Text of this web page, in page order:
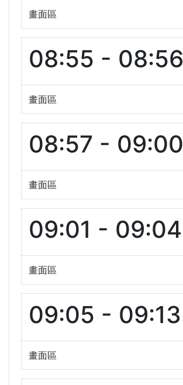
畫面區
08:55 - 08:56
畫面區
08:57 - 09:00
畫面區
09:01 - 09:04
畫面區
09:05 - 09:13
畫面區